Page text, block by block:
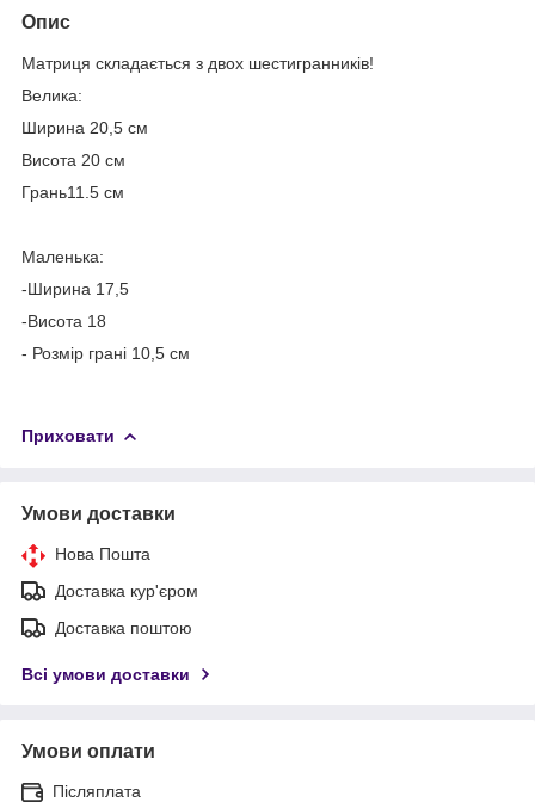
Опис
Матриця складається з двох шестигранників!
Велика:
Ширина 20,5 см
Висота 20 см
Грань11.5 см
Маленька:
-Ширина 17,5
-Висота 18
- Розмір грані 10,5 см
Приховати
Умови доставки
Нова Пошта
Доставка кур'єром
Доставка поштою
Всі умови доставки
Умови оплати
Післяплата